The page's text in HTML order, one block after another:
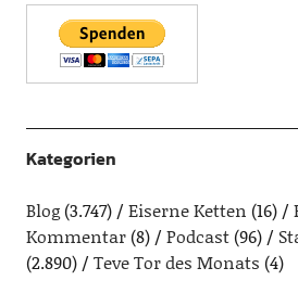
Kategorien
Blog(3.747) Eiserne Ketten (16)
Kommentar(8) Podcast(96)
(2.890)
Teve Tor des Monats (4)